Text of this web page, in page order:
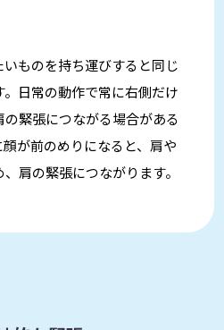
ものを持ち運びすると同じ
日常の動作で常に右側だけ
緊張につながる場合がある
が前のめりになると、肩や
肩の緊張につながります。